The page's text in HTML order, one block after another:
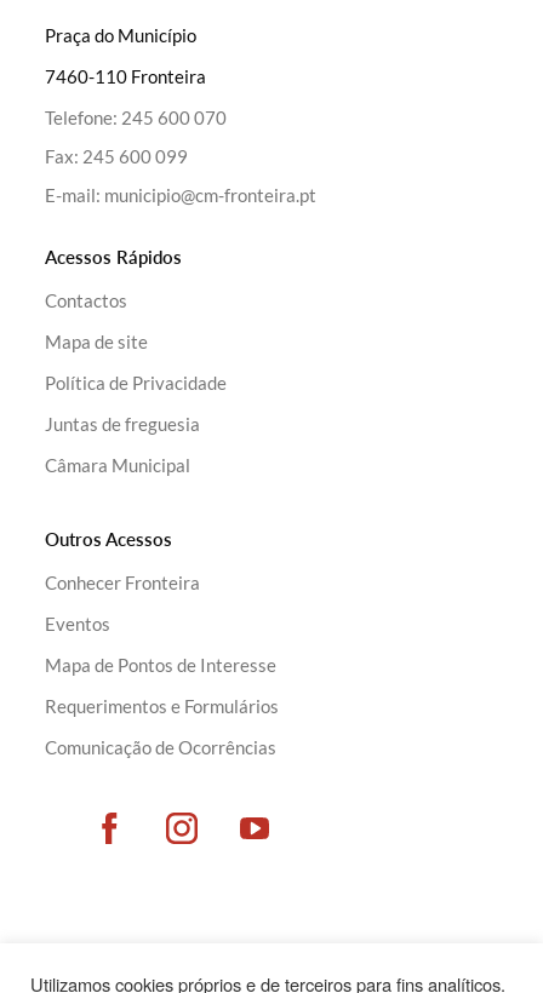
Praça do Município
7460-110 Fronteira
Telefone: 245 600 070
Fax: 245 600 099
E-mail: municipio@cm-fronteira.pt
Acessos Rápidos
Contactos
Mapa de site
Política de Privacidade
Juntas de freguesia
Câmara Municipal
Outros Acessos
Conhecer Fronteira
Eventos
Mapa de Pontos de Interesse
Requerimentos e Formulários
Comunicação de Ocorrências
Utilizamos cookies próprios e de terceiros para fins analíticos.